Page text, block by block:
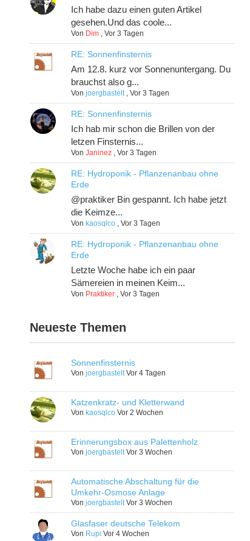
Ich habe dazu einen guten Artikel
gesehen.Und das coole...
Von Dim ,Vor 3 Tagen
RE: Sonnenfinsternis
Am 12.8. kurz vor Sonnenuntergang. Du
brauchst also g...
Vonjoergbastelt ,Vor 3 Tagen
RE: Sonnenfinsternis
Ich hab mir schon die Brillen von der
letzen Finsternis...
VonJaninez ,Vor 3 Tagen
RE: Hydroponik - Pflanzenanbau ohne
Erde
@praktiker Bin gespannt. Ich habe jetzt
die Keimze...
Vonkaosqlco ,Vor 3 Tagen
RE: Hydroponik - Pflanzenanbau ohne
Erde
Letzte Woche habe ich ein paar
Sämereien in meinen Keim...
Von Praktiker ,Vor 3 Tagen
Neueste Themen
Sonnenfinsternis
Vonjoergbastelt Vor 4 Tagen
Katzenkratz- und Kletterwand
Vonkaosqlco Vor 2 Wochen
Erinnerungsbox aus Palettenholz
Vonjoergbastelt Vor 3 Wochen
Automatische Abschaltung für die
Umkehr-Osmose Anlage
Vonjoergbastelt Vor 3 Wochen
Glasfaser deutsche Telekom
Von Rupi Vor 4 Wochen